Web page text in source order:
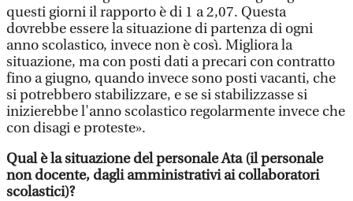
questi giorni il rapporto è di 1 a 2,07. Questa
dovrebbe essere la situazione di partenza di ogni
anno scolastico, invece non è così. Migliora la
situazione, ma con posti dati a precari con contratto
fino a giugno, quando invece sono posti vacanti, che
si potrebbero stabilizzare, e se si stabilizzasse si
inizierebbe l'anno scolastico regolarmente invece che
con disagi e proteste».
Qual è la situazione del personale Ata (il personale
non docente, dagli amministrativi ai collaboratori
scolastici)?